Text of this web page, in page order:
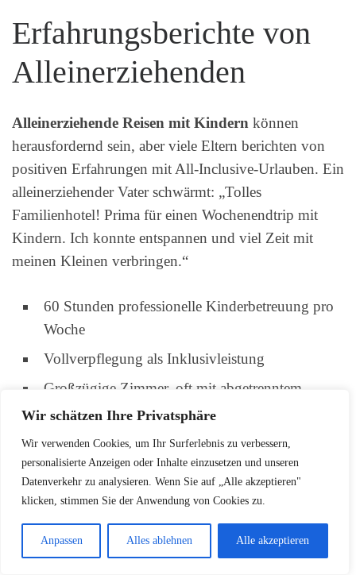
Wir schätzen Ihre Privatsphäre
Wir verwenden Cookies, um Ihr Surferlebnis zu verbessern,
personalisierte Anzeigen oder Inhalte einzusetzen und unseren
Datenverkehr zu analysieren. Wenn Sie auf „Alle akzeptieren"
klicken, stimmen Sie der Anwendung von Cookies zu.
Anpassen Alles ablehnen Alle akzeptieren
Erfahrungsberichte von
Alleinerziehenden
Alleinerziehende Reisen mit Kindern können
herausfordernd sein, aber viele Eltern berichten von
positiven Erfahrungen mit All-Inclusive-Urlauben. Ein
alleinerziehender Vater schwärmt: „Tolles
Familienhotel! Prima für einen Wochenendtrip mit
Kindern. Ich konnte entspannen und viel Zeit mit
meinen Kleinen verbringen.“
60 Stunden professionelle Kinderbetreuung pro
Woche
Vollverpflegung als Inklusivleistung
Großzügige Zimmer, oft mit abgetrenntem
Kinderzimmer
Indoor-Spielplätze und Kinderkino
Sportliche Aktivitäten wie Stand-Up-Paddling
Eine alleinerziehende Mutter berichtet: „Die 24-
Stunden-Rezeption war Gold wert. Und das